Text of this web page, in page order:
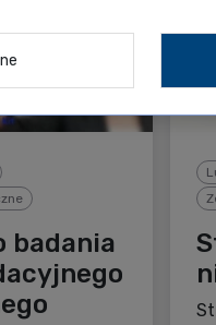
badania